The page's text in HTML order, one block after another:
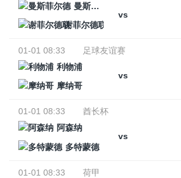
曼斯菲尔德
vs
谢菲尔德联
01-01 08:33
足球友谊赛
利物浦
vs
摩纳哥
01-01 08:33
酋长杯
阿森纳
vs
多特蒙德
01-01 08:33
荷甲